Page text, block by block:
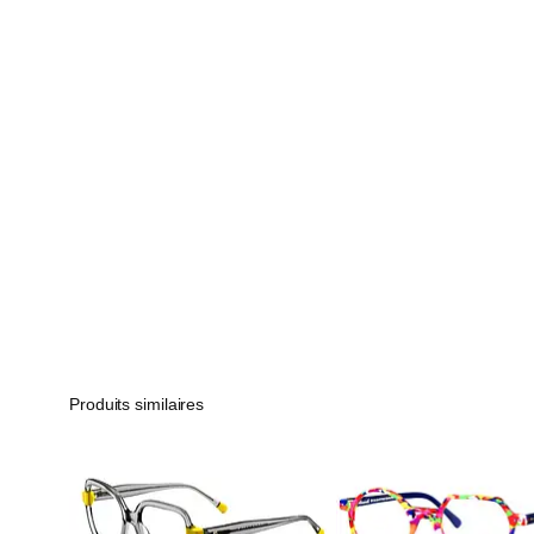
Produits similaires